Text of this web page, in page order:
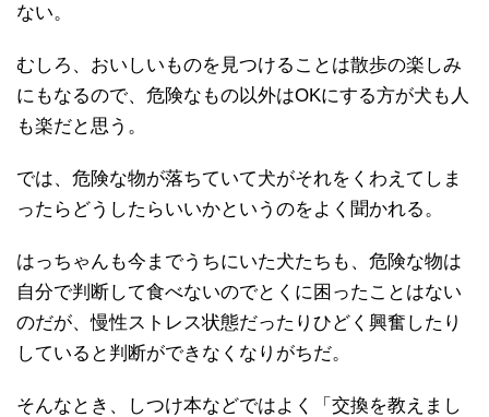
ない。
むしろ、おいしいものを見つけることは散歩の楽しみ
にもなるので、危険なもの以外はOKにする方が犬も人
も楽だと思う。
では、危険な物が落ちていて犬がそれをくわえてしま
ったらどうしたらいいかというのをよく聞かれる。
はっちゃんも今までうちにいた犬たちも、危険な物は
自分で判断して食べないのでとくに困ったことはない
のだが、慢性ストレス状態だったりひどく興奮したり
していると判断ができなくなりがちだ。
そんなとき、しつけ本などではよく「交換を教えまし